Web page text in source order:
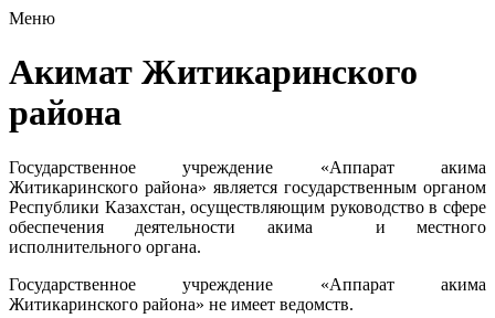
Меню
Акимат Житикаринского
района
Государственное учреждение «Аппарат акима
Житикаринского района» является государственным органом
Республики Казахстан, осуществляющим руководство в сфере
обеспечения деятельности акима и местного
исполнительного органа.
Государственное учреждение «Аппарат акима
Житикаринского района» не имеет ведомств.